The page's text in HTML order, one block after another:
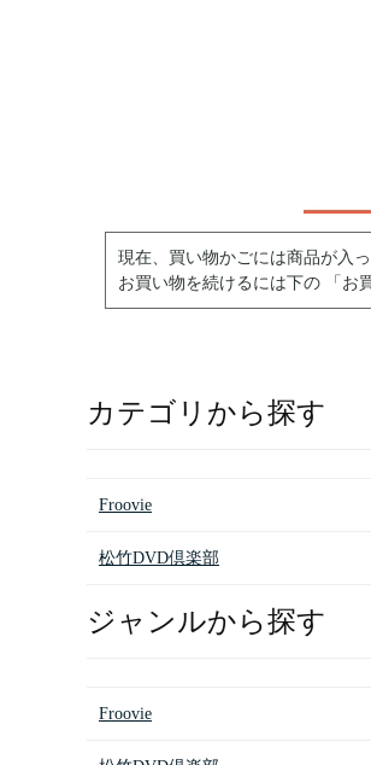
現在、買い物かごには商品が入っ
お買い物を続けるには下の 「お
カテゴリから探す
Froovie
松竹DVD倶楽部
ジャンルから探す
Froovie